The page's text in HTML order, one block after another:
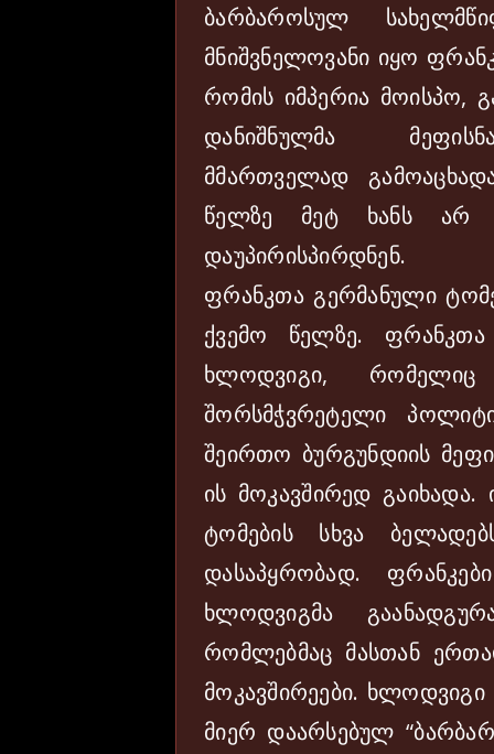
ბარბაროსულ
მნიშვნელოვანი იყო
რომის იმპერია მოისპო,
დანიშნულმა
მმართველად
წელზე მეტ ხანს არ
დაუპირისპირდნენ.
ფრანკთა გერმანული
ქვემო წელზე.
ხლოდვიგი,
შორსმჭვრეტელი
შეირთო ბურგუნდიის
ის მოკავშირედ
ტომების სხვა
დასაპყრობად.
ხლოდვიგმა
რომლებმაც მასთან
მოკავშირეები.
მიერ დაარსებულ